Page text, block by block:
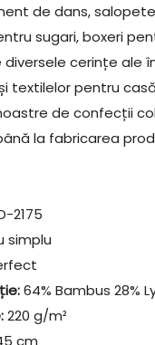
de dans,
sugari, boxeri
cerințe ale
textilelor pentru
de confecții
la fabricarea
2175
simplu
64% Bambus 28%
220 g/m²
cm